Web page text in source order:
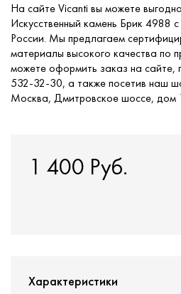
На сайте Vicanti вы можете
Искусственный камень Брик 4988
России. Мы предлагаем
материалы высокого качества по
можете оформить заказ на
532-32-30, а также посетив наш
Москва, Дмитровское шоссе, дом
1 400 Руб.
Характеристики